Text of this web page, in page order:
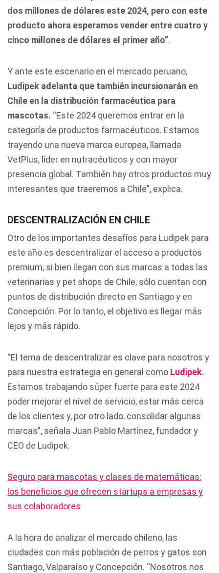
dos millones de dólares este 2024, pero con este
producto ahora esperamos vender entre cuatro y
cinco millones de dólares el primer año”.
Y ante este escenario en el mercado peruano,
Ludipek adelanta que también incursionarán en
Chile en la distribución farmacéutica para
mascotas. “Este 2024 queremos entrar en la
categoría de productos farmacéuticos. Estamos
trayendo una nueva marca europea, llamada
VetPlus, líder en nutracéuticos y con mayor
presencia global. También hay otros productos muy
interesantes que traeremos a Chile”, explica.
DESCENTRALIZACIÓN EN CHILE
Otro de los importantes desafíos para Ludipek para
este año es descentralizar el acceso a productos
premium, si bien llegan con sus marcas a todas las
veterinarias y pet shops de Chile, sólo cuentan con
puntos de distribución directo en Santiago y en
Concepción. Por lo tanto, el objetivo es llegar más
lejos y más rápido.
“El tema de descentralizar es clave para nosotros y
para nuestra estrategia en general como Ludipek.
Estamos trabajando súper fuerte para este 2024
poder mejorar el nivel de servicio, estar más cerca
de los clientes y, por otro lado, consolidar algunas
marcas”, señala Juan Pablo Martínez, fundador y
CEO de Ludipek.
Seguro para mascotas y clases de matemáticas:
los beneficios que ofrecen startups a empresas y
sus colaboradores
A la hora de analizar el mercado chileno, las
ciudades con más población de perros y gatos son
Santiago, Valparaíso y Concepción. “Nosotros nos